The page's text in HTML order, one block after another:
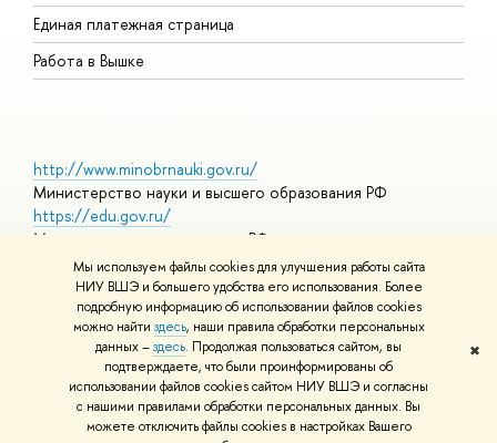
Мы используем файлы cookies для улучшения работы сайта
НИУ ВШЭ и большего удобства его использования. Более
подробную информацию об использовании файлов cookies
можно найти здесь, наши правила обработки персональных
данных –здесь. Продолжая пользоваться сайтом, вы
подтверждаете, что были проинформированы об
использовании файлов cookies сайтом НИУ ВШЭ и согласны
с нашими правилами обработки персональных данных. Вы
можете отключить файлы cookies в настройках Вашего
✖
Единая платежная страница
Работа в Вышке
http://www.minobrnauki.gov.ru/
Министерство науки и высшего образования РФ
https://edu.gov.ru/
Министерство просвещения РФ
https://elearning.hse.ru/mooc
Массовые открытые онлайн-курсы
© НИУ ВШЭ 1993–2026 Адреса и контактыУсловия
использования материалов Политика конфиденциальности
Шрифты HSE Sans и HSE Slab разработаны вШколе дизайна НИУ